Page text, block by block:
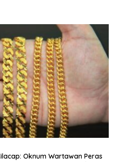
Oknum Wartawan Peras